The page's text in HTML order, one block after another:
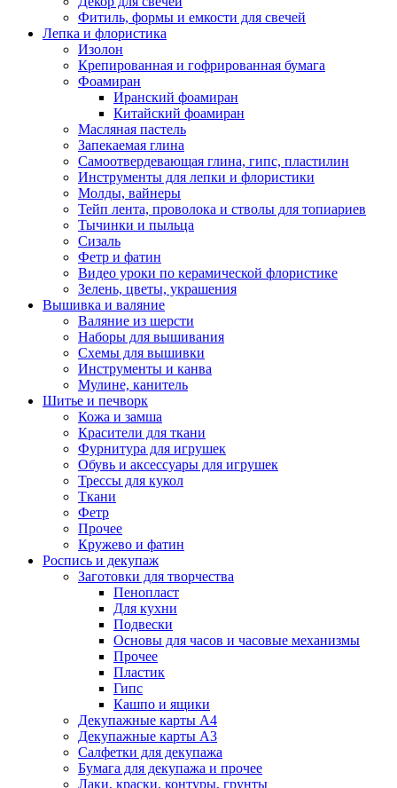
Фитиль, формы и емкости для свечей
Лепка и флористика
Изолон
Крепированная и гофрированная бумага
Фоамиран
Иранский фоамиран
Китайский фоамиран
Масляная пастель
Запекаемая глина
Самоотвердевающая глина, гипс, пластилин
Инструменты для лепки и флористики
Молды, вайнеры
Тейп лента, проволока и стволы для топиариев
Тычинки и пыльца
Сизаль
Фетр и фатин
Видео уроки по керамической флористике
Зелень, цветы, украшения
Вышивка и валяние
Валяние из шерсти
Наборы для вышивания
Схемы для вышивки
Инструменты и канва
Мулине, канитель
Шитье и печворк
Кожа и замша
Красители для ткани
Фурнитура для игрушек
Обувь и аксессуары для игрушек
Трессы для кукол
Ткани
Фетр
Прочее
Кружево и фатин
Роспись и декупаж
Заготовки для творчества
Пенопласт
Для кухни
Подвески
Основы для часов и часовые механизмы
Прочее
Пластик
Гипс
Кашпо и ящики
Декупажные карты А4
Декупажные карты А3
Салфетки для декупажа
Бумага для декупажа и прочее
Лаки, краски, контуры, грунты